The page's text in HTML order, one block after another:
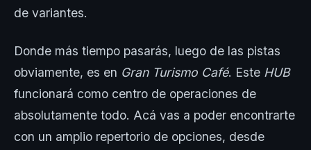
de variantes.
Donde más tiempo pasarás, luego de las pistas
obviamente, es en Gran Turismo Café. Este HUB
funcionará como centro de operaciones de
absolutamente todo. Acá vas a poder encontrarte
con un amplio repertorio de opciones, desde